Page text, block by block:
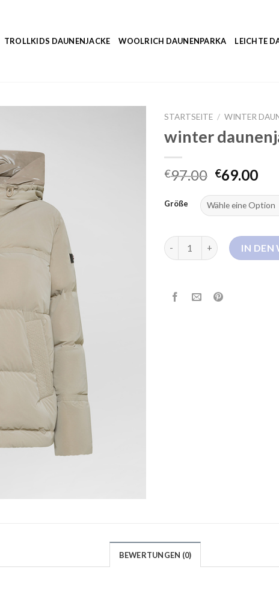
TROLLKIDS DAUNENJACKE WOOLRICH DAUNENPARKA LEICHTE
STARTSEITE / WINTER
winter
€97.00 €69.00
Größe
winter daunenjacke Menge
IN DEN
BEWERTUNGEN (0)